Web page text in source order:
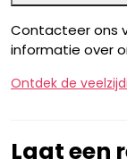
Contacteer ons
informatie over
Ontdek de
Laat een